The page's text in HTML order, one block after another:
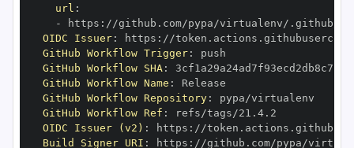
url :
-
https :
OIDC Issuer: https :
GitHub Workflow Trigger:
GitHub Workflow SHA:
GitHub Workflow Name :
GitHub Workflow Repository:
GitHub Workflow Ref :
OIDC Issuer (v2) : https :
Build Signer URI : https :